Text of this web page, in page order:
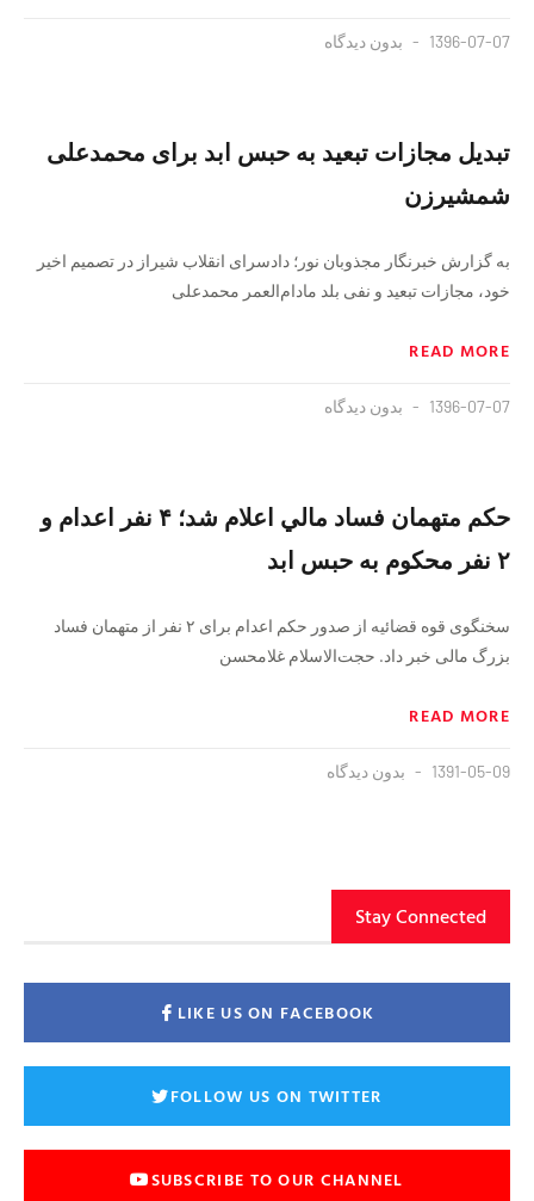
1396-07-07 بدون دیدگاه
تبدیل مجازات تبعید به حبس ابد برای محمدعلی
شمشیرزن
به گزارش خبرنگار مجذوبان نور؛ دادسرای انقلاب شیراز در تصمیم اخیر
خود، مجازات تبعید و نفی بلد مادام‌العمر محمدعلی
READ MORE
1396-07-07 بدون دیدگاه
حكم متهمان فساد مالي اعلام شد؛ ۴ نفر اعدام و
۲ نفر محكوم به حبس ابد
سخنگوی قوه قضائیه از صدور حکم اعدام برای ۲ نفر از متهمان فساد
بزرگ مالی خبر داد. حجت‌الاسلام غلامحسن
READ MORE
1391-05-09 بدون دیدگاه
Stay Connected
LIKE US ON FACEBOOK
FOLLOW US ON TWITTER
SUBSCRIBE TO OUR CHANNEL